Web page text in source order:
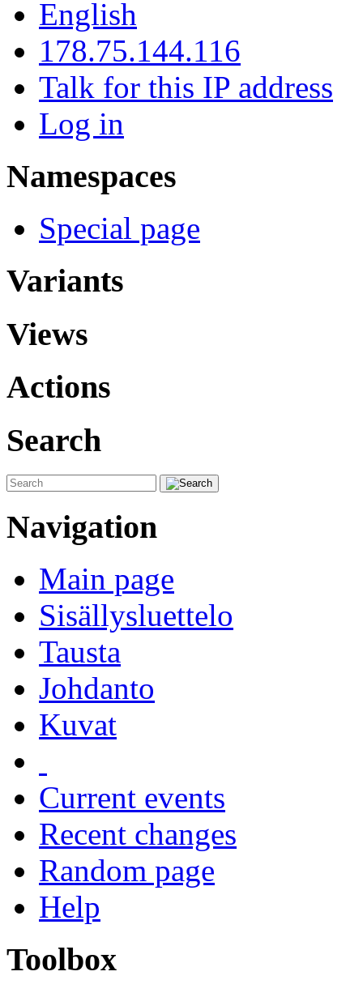
English
178.75.144.116
Talk for this IP address
Log in
Namespaces
Special page
Variants
Views
Actions
Search
Navigation
Main page
Sisällysluettelo
Tausta
Johdanto
Kuvat
Current events
Recent changes
Random page
Help
Toolbox